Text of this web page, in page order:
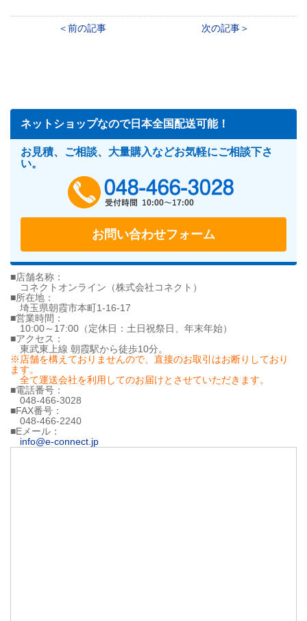
前の記事 次の記事
ネットショップなので日本全国配送可能！
お見積、ご相談、大量購入などお気軽にご相談下さ
い。
お問い合わせフォーム
■店舗名称：
コネクトオンライン（株式会社コネクト）
■所在地：
埼玉県朝霞市本町1-16-17
■営業時間：
10:00～17:00（定休日：土日祝祭日、年末年始）
■アクセス：
東武東上線 朝霞駅から徒歩10分。
※店舗を構えておりませんので、直接のお取引はお断りしており
ます。
全て運送会社を利用してのお届けとさせていただきます。
■電話番号：
048-466-3028
■FAX番号：
048-466-2240
■Eメール：
info@e-connect.jp